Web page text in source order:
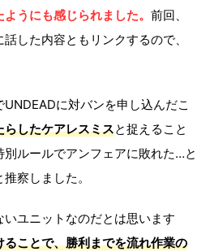
うにも感じられました。 前回、
した内容ともリンクするので、
に対バンを申し込んだこ
らしたケアレスミスと捉えること
ルールでアンフェアに敗れた…と
察しました。
ユニットなのだとは思います
ことで、勝利までを流れ作業の